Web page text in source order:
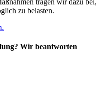
zu belasten.
Wir beantworten